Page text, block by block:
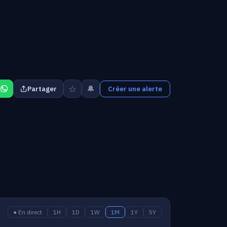
Partager ☆ 🔔 Créer une alerte
● En direct 1H 1D 1W 1M 1Y 5Y